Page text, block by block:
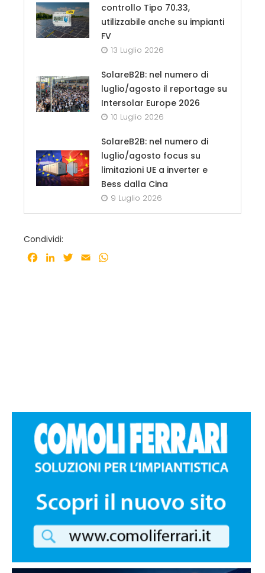
controllo Tipo 70.33,
utilizzabile anche su impianti
FV
13 Luglio 2026
SolareB2B: nel numero di
luglio/agosto il reportage su
Intersolar Europe 2026
10 Luglio 2026
SolareB2B: nel numero di
luglio/agosto focus su
limitazioni UE a inverter e
Bess dalla Cina
9 Luglio 2026
Condividi:
Facebook
LinkedInTwitter
Email